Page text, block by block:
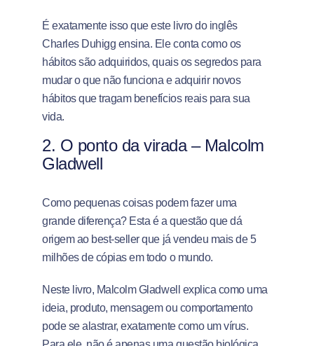
É exatamente isso que este livro do inglês
Charles Duhigg ensina. Ele conta como os
hábitos são adquiridos, quais os segredos para
mudar o que não funciona e adquirir novos
hábitos que tragam benefícios reais para sua
vida.
2. O ponto da virada – Malcolm
Gladwell
Como pequenas coisas podem fazer uma
grande diferença? Esta é a questão que dá
origem ao best-seller que já vendeu mais de 5
milhões de cópias em todo o mundo.
Neste livro, Malcolm Gladwell explica como uma
ideia, produto, mensagem ou comportamento
pode se alastrar, exatamente como um vírus.